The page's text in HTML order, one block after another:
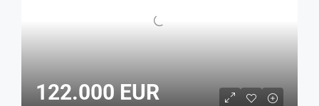
122.000 EUR